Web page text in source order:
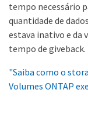
tempo necessário
quantidade de
estava inativo e da
tempo de giveback.
"Saiba como o
Volumes ONTAP